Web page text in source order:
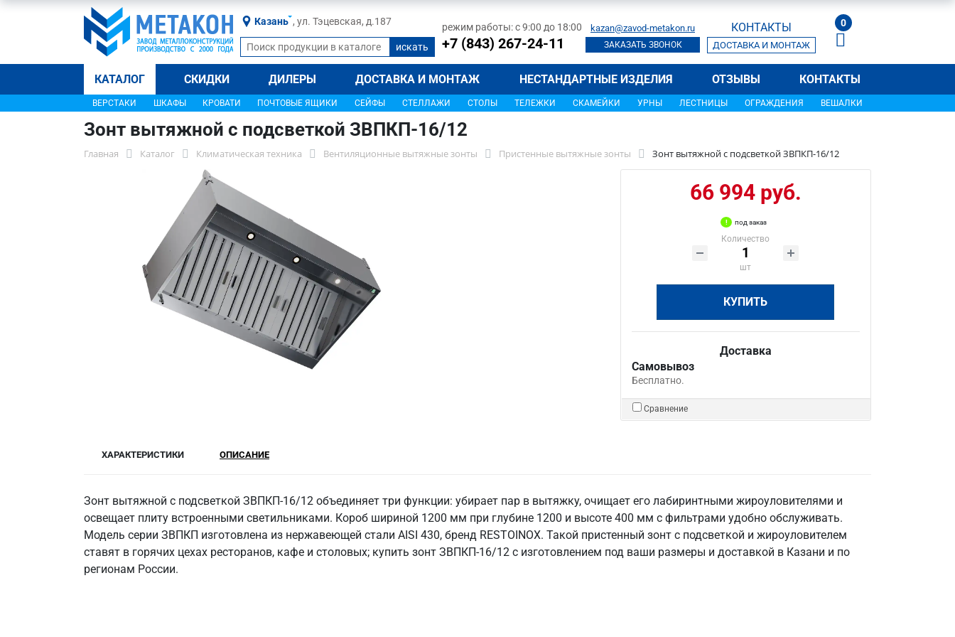
Казань , ул. Тэцевская, д.187 режим работы: с 9:00 до 18:00
+7 (843) 267-24-11
kazan@zavod-metakon.ru
ЗАКАЗАТЬ ЗВОНОК
КОНТАКТЫ
ДОСТАВКА И МОНТАЖ
0
КАТАЛОГ СКИДКИ ДИЛЕРЫ ДОСТАВКА И МОНТАЖ НЕСТАНДАРТНЫЕ ИЗДЕЛИЯ ОТЗЫВЫ КОНТАКТЫ
ВЕРСТАКИ ШКАФЫ КРОВАТИ ПОЧТОВЫЕ ЯЩИКИ СЕЙФЫ СТЕЛЛАЖИ СТОЛЫ ТЕЛЕЖКИ СКАМЕЙКИ УРНЫ ЛЕСТНИЦЫ ОГРАЖДЕНИЯ ВЕШАЛКИ
Зонт вытяжной с подсветкой ЗВПКП-16/12
Главная Каталог Климатическая техника Вентиляционные вытяжные зонты Пристенные вытяжные зонты Зонт вытяжной с подсветкой ЗВПКП-16/12
66 994 руб.
под заказ
Количество
шт
КУПИТЬ
Доставка
Самовывоз
Бесплатно.
Сравнение
ХАРАКТЕРИСТИКИ ОПИСАНИЕ
Зонт вытяжной с подсветкой ЗВПКП-16/12 объединяет три функции: убирает пар в вытяжку, очищает его лабиринтными жироуловителями и
освещает плиту встроенными светильниками. Короб шириной 1200 мм при глубине 1200 и высоте 400 мм с фильтрами удобно обслуживать.
Модель серии ЗВПКП изготовлена из нержавеющей стали AISI 430, бренд RESTOINOX. Такой пристенный зонт с подсветкой и жироуловителем
ставят в горячих цехах ресторанов, кафе и столовых; купить зонт ЗВПКП-16/12 с изготовлением под ваши размеры и доставкой в Казани и по
регионам России.